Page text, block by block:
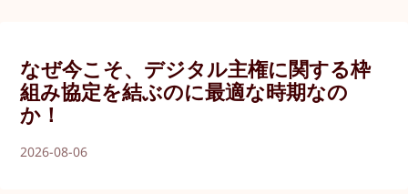
なぜ今こそ、デジタル主権に関する枠
組み協定を結ぶのに最適な時期なの
か！
2026-08-06